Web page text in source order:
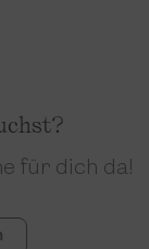
für dich da!